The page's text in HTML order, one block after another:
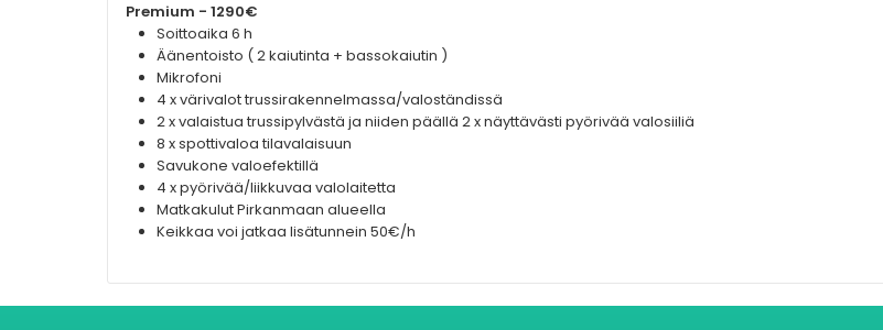
Premium - 1290€
Soittoaika 6 h
Äänentoisto ( 2 kaiutinta + bassokaiutin )
Mikrofoni
4 x värivalot trussirakennelmassa/valoständissä
2 x valaistua trussipylvästä ja niiden päällä 2 x näyttävästi pyörivää valosiiliä
8 x spottivaloa tilavalaisuun
Savukone valoefektillä
4 x pyörivää/liikkuvaa valolaitetta
Matkakulut Pirkanmaan alueella
Keikkaa voi jatkaa lisätunnein 50€/h